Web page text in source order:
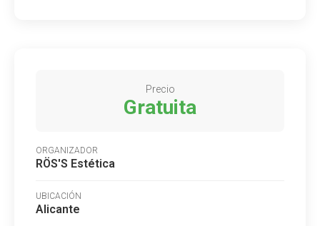
Precio
Gratuita
ORGANIZADOR
RÖS'S Estética
UBICACIÓN
Alicante